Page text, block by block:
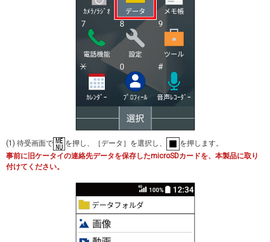
(1) 待受画面で を押し、［データ］を選択し、
を押します。
事前に旧ケータイの連絡先データを保存したmicroSDカードを、本製品に取り
付けてください。